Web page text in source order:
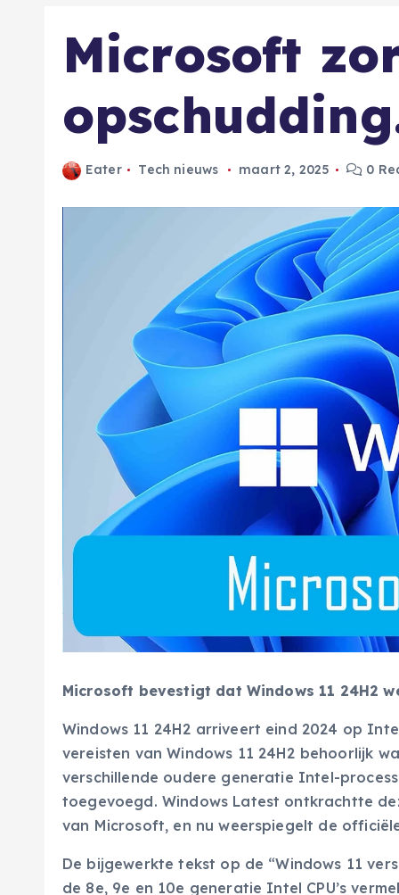
Microsoft
Eater Tech nieuws maart 2, 2025 0
Microsoft bevestigt dat Windows 11 24H2
Windows 11 24H2 arriveert eind 2024 op
vereisten van Windows 11 24H2 behoorlijk
verschillende oudere generatie Intel-
toegevoegd. Windows Latest ontkrachtte
van Microsoft, en nu weerspiegelt de
De bijgewerkte tekst op de “Windows 11
de 8e, 9e en 10e generatie Intel CPU’s